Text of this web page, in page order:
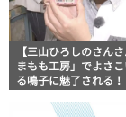
【三山ひろしのさん
まもも工房」でよさ
る鳴子に魅了される！